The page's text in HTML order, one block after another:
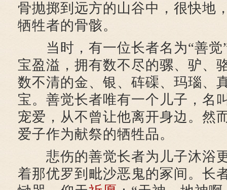
骨抛掷到远方的山谷中，很快地
牺牲者的骨骸。
当时，有一位长者名为“善觉
宝盈溢，拥有数不尽的骡、驴、
数不清的金、银、砗磲、玛瑙、
宝。善觉长者唯有一个儿子，名
宠爱，从不曾让他离开身边。然
爱子作为献祭的牺牲品。
悲伤的善觉长者为儿子沐浴
着那优罗到毗沙恶鬼的冢间。长